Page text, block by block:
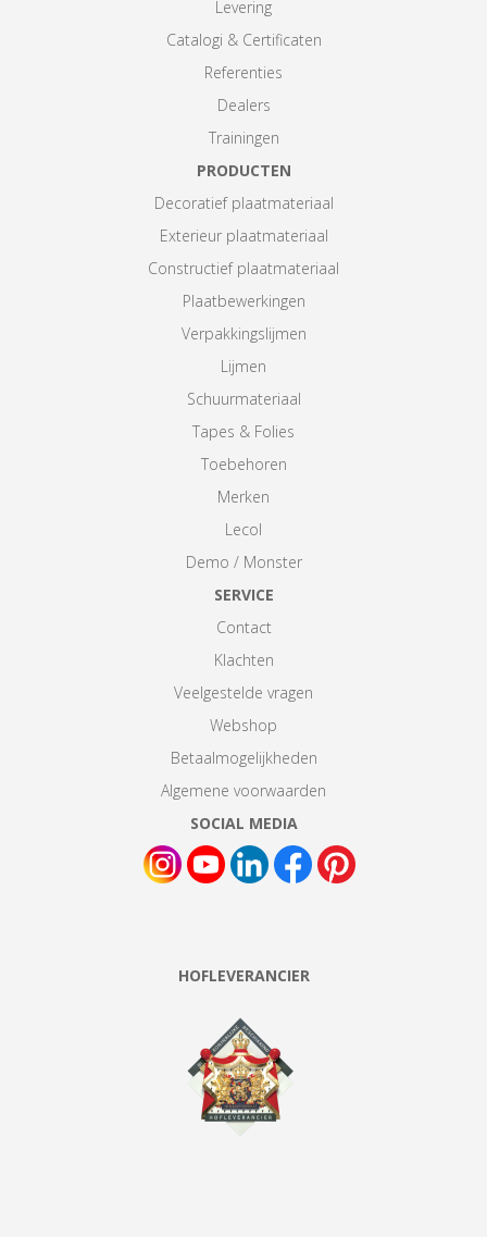
Levering
Catalogi & Certificaten
Referenties
Dealers
Trainingen
PRODUCTEN
Decoratief plaatmateriaal
Exterieur plaatmateriaal
Constructief plaatmateriaal
Plaatbewerkingen
Verpakkingslijmen
Lijmen
Schuurmateriaal
Tapes & Folies
Toebehoren
Merken
Lecol
Demo / Monster
SERVICE
Contact
Klachten
Veelgestelde vragen
Webshop
Betaalmogelijkheden
Algemene voorwaarden
SOCIAL MEDIA
HOFLEVERANCIER